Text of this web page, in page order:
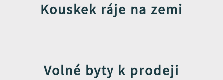
Kouskek ráje na zemi
Volné byty k prodeji